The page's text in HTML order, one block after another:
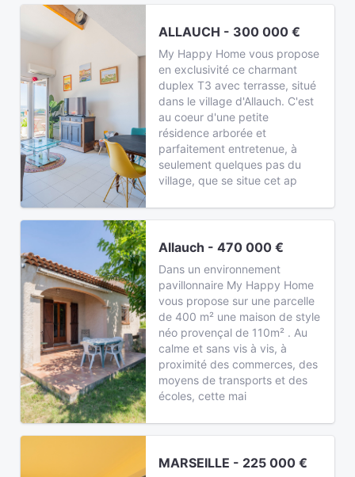
ALLAUCH - 300 000 €
My Happy Home vous propose
en exclusivité ce charmant
duplex T3 avec terrasse, situé
dans le village d'Allauch. C'est
au coeur d'une petite
résidence arborée et
parfaitement entretenue, à
seulement quelques pas du
village, que se situe cet ap
Allauch - 470 000 €
Dans un environnement
pavillonnaire My Happy Home
vous propose sur une parcelle
de 400 m² une maison de style
néo provençal de 110m² . Au
calme et sans vis à vis, à
proximité des commerces, des
moyens de transports et des
écoles, cette mai
MARSEILLE - 225 000 €